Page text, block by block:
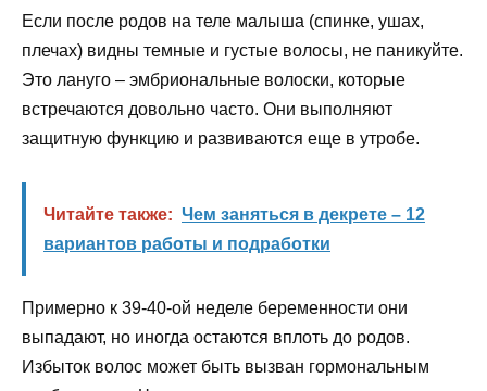
Если после родов на теле малыша (спинке, ушах,
плечах) видны темные и густые волосы, не паникуйте.
Это лануго – эмбриональные волоски, которые
встречаются довольно часто. Они выполняют
защитную функцию и развиваются еще в утробе.
Читайте также: Чем заняться в декрете – 12
вариантов работы и подработки
Примерно к 39-40-ой неделе беременности они
выпадают, но иногда остаются вплоть до родов.
Избыток волос может быть вызван гормональным